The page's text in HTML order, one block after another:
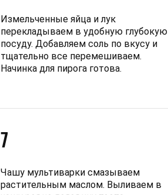
Измельченные яйца и лук
перекладываем в удобную глубокую
посуду. Добавляем соль по вкусу и
тщательно все перемешиваем.
Начинка для пирога готова.
7
Чашу мультиварки смазываем
растительным маслом. Выливаем в